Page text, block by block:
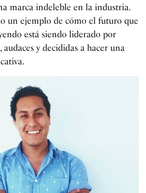
marca indeleble en la industria.
un ejemplo de cómo el futuro que
está siendo liderado por
audaces y decididas a hacer una